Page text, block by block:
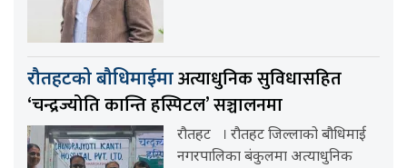
रौतहटको बौधिमाईमाअत्याधुनिक सुविधासहित
‘चन्द्रज्योति कान्ति हस्पिटल’ सञ्चालनमा
रौतहट । रौतहट जिल्लाको बौधिमाई
नगरपालिका बंकुलमा अत्याधुनिक